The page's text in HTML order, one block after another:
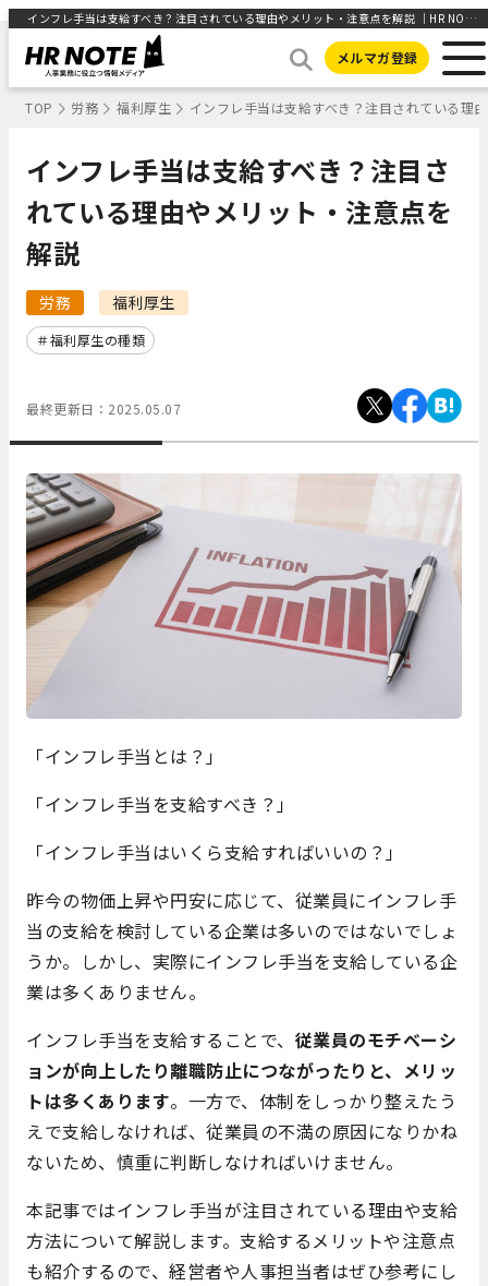
インフレ手当は支給すべき？注目されている理由やメリット・注意点を解説 ｜HR NOTE
メルマガ登録
TOP 労務 福利厚生 インフレ手当は支給すべき？注目されている理
インフレ手当は支給すべき？注目さ
れている理由やメリット・注意点を
解説
労務 福利厚生
福利厚生の種類
最終更新日： 2025.05.07
「インフレ手当とは？」
「インフレ手当を支給すべき？」
「インフレ手当はいくら支給すればいいの？」
昨今の物価上昇や円安に応じて、従業員にインフレ手
当の支給を検討している企業は多いのではないでしょ
うか。しかし、実際にインフレ手当を支給している企
業は多くありません。
インフレ手当を支給することで、 従業員のモチベーシ
ョンが向上したり離職防止につながったりと、メリッ
トは多くあります。一方で、体制をしっかり整えたう
えで支給しなければ、従業員の不満の原因になりかね
ないため、慎重に判断しなければいけません。
本記事ではインフレ手当が注目されている理由や支給
方法について解説します。支給するメリットや注意点
も紹介するので、経営者や人事担当者はぜひ参考にし